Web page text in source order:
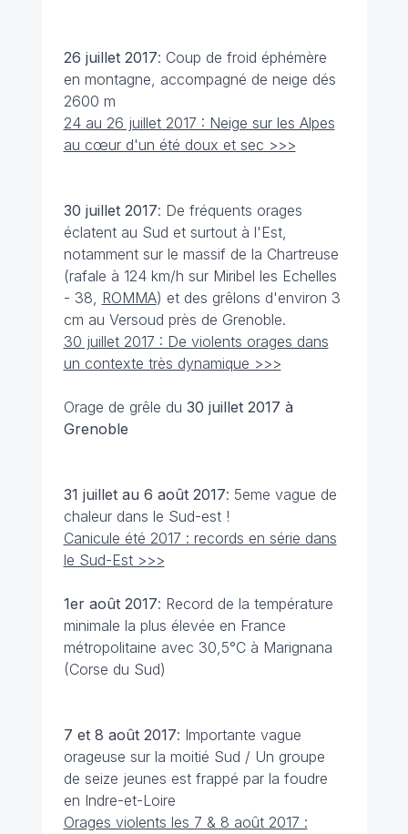
26 juillet 2017: Coup de froid éphémère
en montagne, accompagné de neige dés
2600 m
24 au 26 juillet 2017 : Neige sur les Alpes
au cœur d'un été doux et sec >>>
30 juillet 2017: De fréquents orages
éclatent au Sud et surtout à l'Est,
notamment sur le massif de la Chartreuse
(rafale à 124 km/h sur Miribel les Echelles
- 38, ROMMA) et des grêlons d'environ 3
cm au Versoud près de Grenoble.
30 juillet 2017 : De violents orages dans
un contexte très dynamique >>>
Orage de grêle du 30 juillet 2017 à
Grenoble
31 juillet au 6 août 2017: 5eme vague de
chaleur dans le Sud-est !
Canicule été 2017 : records en série dans
le Sud-Est >>>
1er août 2017: Record de la température
minimale la plus élevée en France
métropolitaine avec 30,5°C à Marignana
(Corse du Sud)
7 et 8 août 2017: Importante vague
orageuse sur la moitié Sud / Un groupe
de seize jeunes est frappé par la foudre
en Indre-et-Loire
Orages violents les 7 & 8 août 2017 :